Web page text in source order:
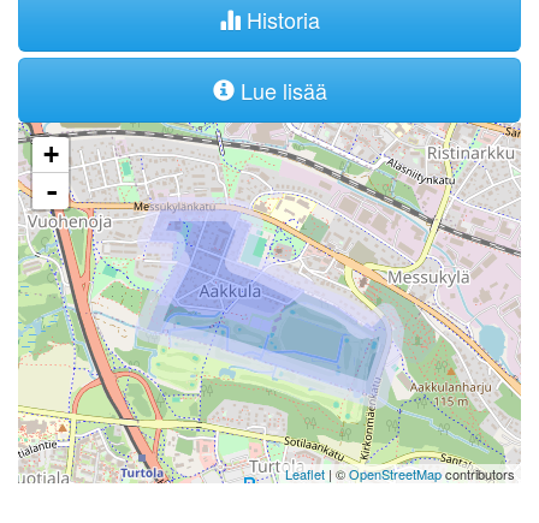
Historia
Lue lisää
+
-
Leaflet | ©OpenStreetMapcontributors